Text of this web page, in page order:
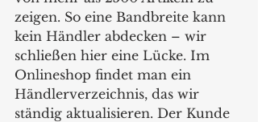
zeigen. So eine Bandbreite kann
kein Händler abdecken – wir
schließen hier eine Lücke. Im
Onlineshop findet man ein
Händlerverzeichnis, das wir
ständig aktualisieren. Der Kunde